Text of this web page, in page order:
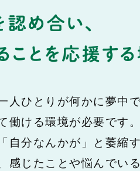
人ひとりが何かに夢中
働ける環境が必要です
自分なんかが」と萎縮
感じたことや悩んでい